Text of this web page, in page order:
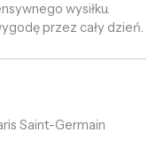
wysiłku.
przez cały dzień.
Saint-Germain